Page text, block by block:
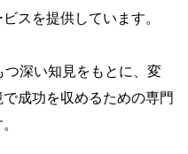
スを提供しています。
深い知見をもとに、変
成功を収めるための専門